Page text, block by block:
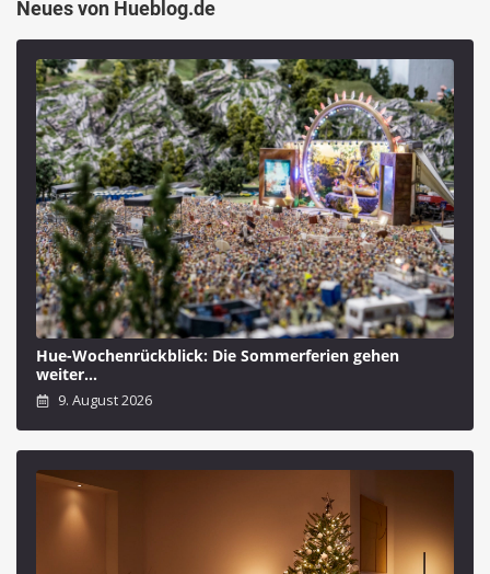
Neues von Hueblog.de
Hue-Wochenrückblick: Die Sommerferien gehen
weiter…
9. August 2026